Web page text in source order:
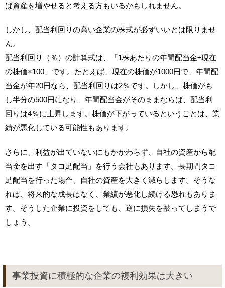
ば資産を増やせると考える方もいるかもしれません。
しかし、配当利回りの高い企業の株式が必ずいいとは限りませ
ん。
配当利回り（％）の計算式は、「1株あたりの年間配当金÷現在
の株価×100」です。たとえば、現在の株価が1000円で、年間配
当金が年20円なら、配当利回りは2％です。しかし、株価がも
し半分の500円になり、年間配当金がそのままならば、配当利
回りは4％に上昇します。株価が下がっているということは、業
績が悪化している可能性もあります。
さらに、利益が出ていないにもかかわらず、自社の資産から配
当金を出す「タコ足配当」を行う会社もあります。長期間タコ
足配当を行った場合、自社の資産を大きく減らします。そうな
れば、将来的な成長はなく、業績が悪化し続ける恐れもありま
す。そうした企業に投資をしても、逆に損失を被ってしまうで
しょう。
事業投資に積極的な企業の複利効果は大きい